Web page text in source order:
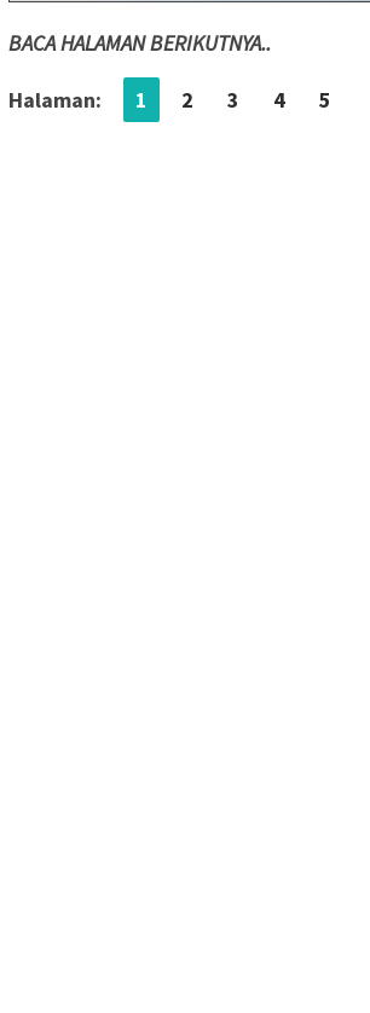
BACA HALAMAN BERIKUTNYA..
Halaman: 1 2 3 4 5